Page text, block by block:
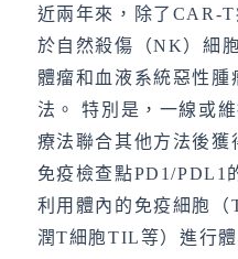
近兩年來，除了CAR-
於自然殺傷（NK）細
體瘤和血液系統惡性腫
法。 特別是，一線或
療法聯合其他方法後
免疫檢查點PD1/PDL1
利用體內的免疫細胞
潤T細胞TIL等）進行